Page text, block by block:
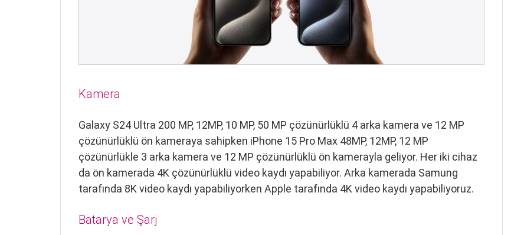
Kamera
Galaxy S24 Ultra 200 MP, 12MP, 10 MP, 50 MP çözünürlüklü 4 arka kamera ve 12 MP
çözünürlüklü ön kameraya sahipken iPhone 15 Pro Max 48MP, 12MP, 12 MP
çözünürlükle 3 arka kamera ve 12 MP çözünürlüklü ön kamerayla geliyor. Her iki cihaz
da ön kamerada 4K çözünürlüklü video kaydı yapabiliyor. Arka kamerada Samung
tarafında 8K video kaydı yapabiliyorken Apple tarafında 4K video kaydı yapabiliyoruz.
Batarya ve Şarj